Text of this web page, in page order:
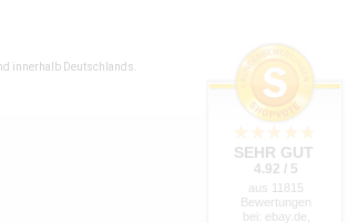
innerhalb Deutschlands.
SEHR GUT
4.92 / 5
aus 11815
Bewertungen
bei: ebay.de,